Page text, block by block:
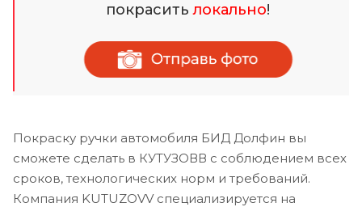
покраситьлокально!
Покраску ручки автомобиля БИД Долфин вы
сможете сделать в КУТУЗОВВ с соблюдением всех
сроков, технологических норм и требований.
Компания KUTUZOVV специализируется на